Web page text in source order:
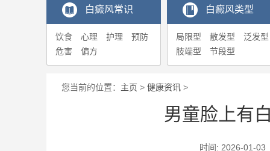
白癜风常识
饮食 心理 护理
预防
危害
偏方
白癜风类型
局限型 散发型
泛发型
肢端型
节段型
您当前的位置： 主页 > 健康资讯 >
男童脸上有
时间: 2026-01-